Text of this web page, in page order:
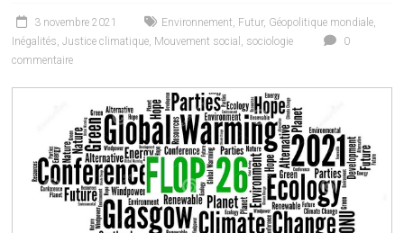
3 novembre 2021 Environnement, Futur, Géopolitique mondiale,
Inégalités,Justice climatique, Mouvement social , sociologie
0
commentaire